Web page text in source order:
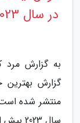
در سال 2023 را منتشر کرد
به گزارش مرد
منتشر شده